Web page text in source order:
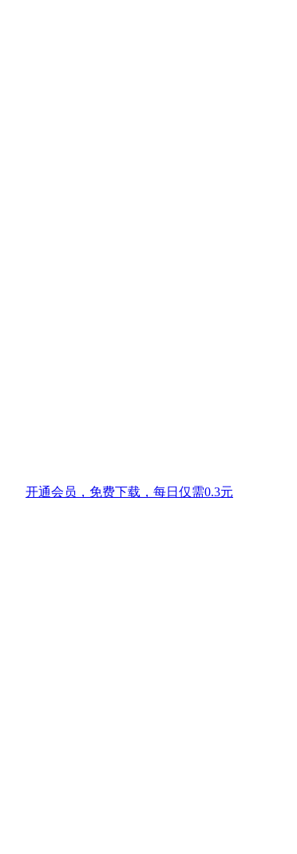
开通会员，免费下载，每日仅需0.3元